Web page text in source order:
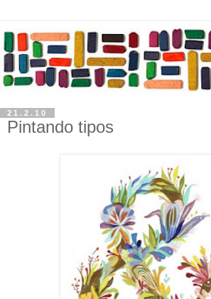
21.2.10
Pintando tipos